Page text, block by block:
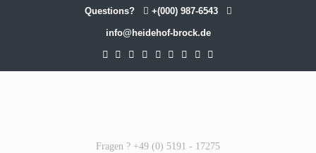
Questions? +(000) 987-6543
info@heidehof-brock.de
Fragen ? +49 (0) 5191 - 17275